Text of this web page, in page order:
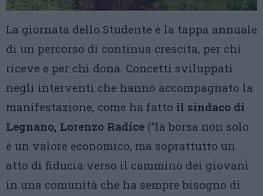
La giornata dello Studente è la tappa annuale
di un percorso di continua crescita, per chi
riceve e per chi dona. Concetti sviluppati
negli interventi che hanno accompagnato la
manifestazione, come ha fatto il sindaco di
Legnano, Lorenzo Radice (“la borsa non solo
è un valore economico, ma soprattutto un
atto di fiducia verso il cammino dei giovani
in una comunità che ha sempre bisogno di